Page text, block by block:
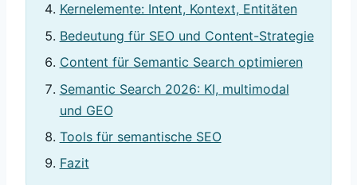
Kernelemente: Intent, Kontext, Entitäten
Bedeutung für SEO und Content-Strategie
Content für Semantic Search optimieren
Semantic Search 2026: KI, multimodal
und GEO
Tools für semantische SEO
Fazit